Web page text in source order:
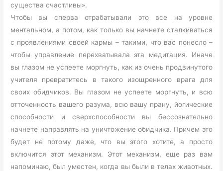
существа счастливы».
Чтобы вы сперва отрабатывали это все на уровне
ментальном, а потом, как только вы начнете сталкиваться
с проявлениями своей кармы – такими, что вас понесло –
чтобы управление перехватывала эта медитация. Иначе
вы глазом не успеете моргнуть, как из очень продвинутого
учителя превратитесь в такого изощренного врага для
своих обидчиков. Вы глазом не успеете моргнуть, и всю
отточенность вашего разума, всю вашу прану, йогические
способности и сверхспособности вы бессознательно
начнете направлять на уничтожение обидчика. Причем это
будет не потому даже, что вы этого хотите, а просто
включится этот механизм. Этот механизм, еще раз вам
напоминаю, был уместен, когда вы были в телах животных.